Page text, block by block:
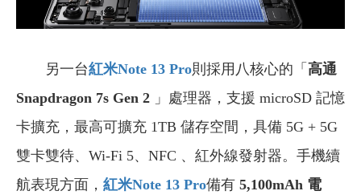
另一台紅米Note 13 Pro則採用八核心的「 高通
Snapdragon 7s Gen 2 」處理器，支援 microSD 記憶
卡擴充，最高可擴充 1TB 儲存空間，具備 5G + 5G
雙卡雙待、Wi-Fi 5、NFC 、紅外線發射器。手機續
航表現方面， 紅米Note 13 Pro備有 5,100mAh 電